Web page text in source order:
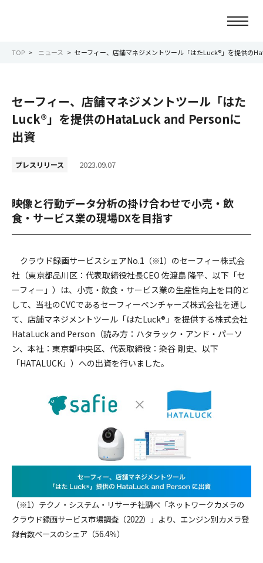
会社情報
事業紹介
サービス紹介
サステナビリティ
IR情報
採用情報
TOP ニュース セーフィー、店舗マネジメントツール「はたLuck®︎」を提供の
セーフィー、店舗マネジメントツール「はた
Luck®︎」を提供のHataLuck and Personに
出資
プレスリリース 2023.09.07
映像と行動データ分析の掛け合わせで小売・飲
食・サービス業の現場DXを目指す
クラウド録画サービスシェアNo.1 （※1） のセーフィー株式会
社（東京都品川区：代表取締役社長CEO 佐渡島 隆平、以下「セ
ーフィー」）は、小売・飲食・サービス業の生産性向上を目的と
して、当社のCVCであるセーフィーベンチャーズ株式会社を通し
て、店舗マネジメントツール「はたLuck®︎」を提供する株式会社
HataLuck and Person（読み方：ハタラック・アンド・パーソ
ン、本社：東京都中央区、代表取締役：染谷 剛史、以下
「HATALUCK」）への出資を行いました。
（※1）テクノ・システム・リサーチ社調べ「ネットワークカメラの
クラウド録画サービス市場調査（2022）」より、エンジン別カメラ登
録台数ベースのシェア（56.4％）